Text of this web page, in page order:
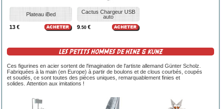
Plateau iBed
13 €
Cactus Chargeur USB
auto
9.50 €
LES PETITS HOMMES DE HINZ & KUNZ
Ces figurines en acier sortent de l'imagination de l'artiste allemand Günter Scholz.
Fabriquées à la main (en Europe) à partir de boulons et de clous courbés, coupés
et soudés, ce sont toutes des pièces uniques, remarquablement finies et
solides. Attention aux imitations !